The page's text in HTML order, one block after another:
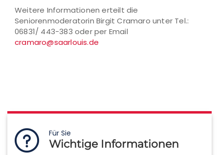
Weitere Informationen erteilt die
Seniorenmoderatorin Birgit Cramaro unter Tel.:
06831/ 443-383 oder per Email
cramaro@saarlouis.de
Für Sie
Wichtige Informationen